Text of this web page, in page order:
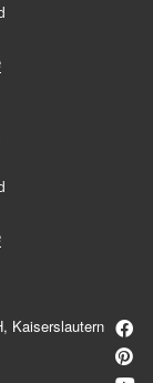
Kaiserslautern